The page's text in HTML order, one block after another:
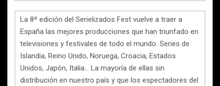
La 8ª edición del Serielizados Fest vuelve a traer a
España las mejores producciones que han triunfado en
televisiones y festivales de todo el mundo. Series de
Islandia, Reino Unido, Noruega, Croacia, Estados
Unidos, Japón, Italia… La mayoría de ellas sin
distribución en nuestro país y que los espectadores del